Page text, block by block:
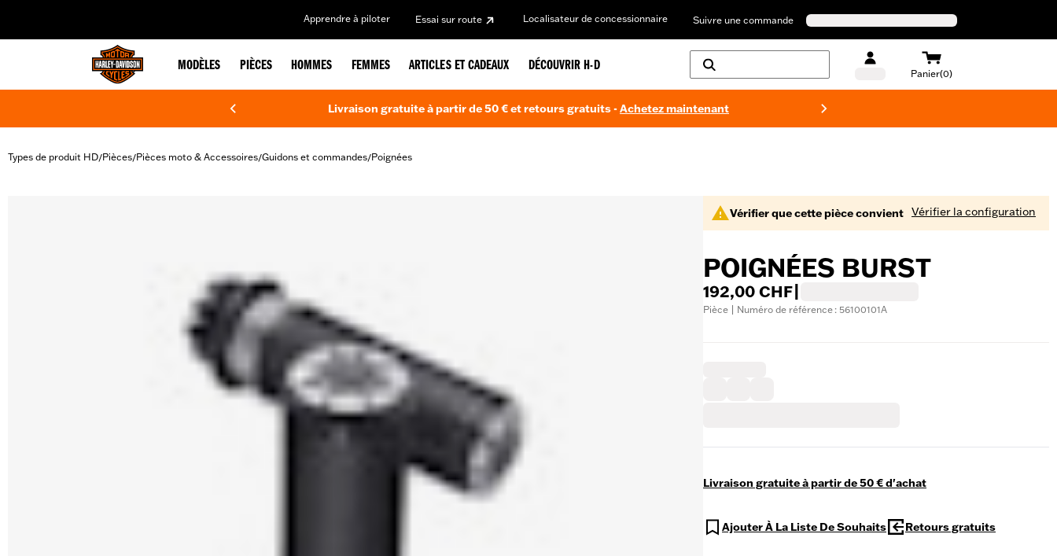
Apprendre à piloter Essai sur route Localisateur de concessionnaire Suivre une commande
MODÈLES PIÈCES HOMMES FEMMES ARTICLES ET CADEAUX DÉCOUVRIR H-D
Panier(0)
Livraison gratuite à partir de 50 € et retours gratuits -Achetez maintenant
Types de produit HD/Pièces/Pièces moto & Accessoires/Guidons et commandes/Poignées
Vérifier que cette pièce convient Vérifier la configuration
POIGNÉES BURST
192,00 CHF
Pièce | Numéro de référence : 56100101A
Livraison gratuite à partir de 50 € d'achat
Ajouter À La Liste De Souhaits Retours gratuits